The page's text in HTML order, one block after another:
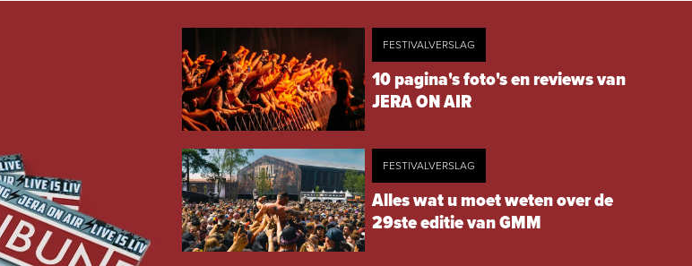
FESTIVALVERSLAG
10 pagina's foto's en reviews van
JERA ON AIR
FESTIVALVERSLAG
Alles wat u moet weten over de
29ste editie van GMM